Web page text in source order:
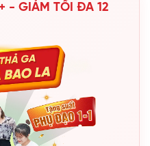
- GIẢM TỐI ĐA 12